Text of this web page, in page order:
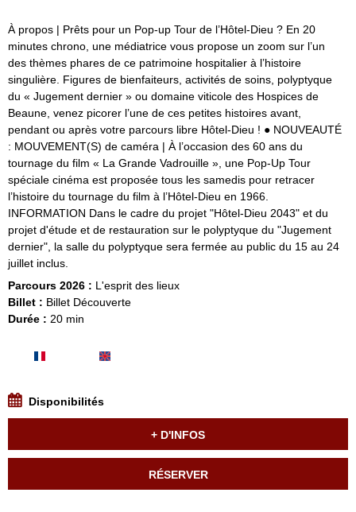
À propos | Prêts pour un Pop-up Tour de l’Hôtel-Dieu ? En 20
minutes chrono, une médiatrice vous propose un zoom sur l’un
des thèmes phares de ce patrimoine hospitalier à l’histoire
singulière. Figures de bienfaiteurs, activités de soins, polyptyque
du « Jugement dernier » ou domaine viticole des Hospices de
Beaune, venez picorer l’une de ces petites histoires avant,
pendant ou après votre parcours libre Hôtel-Dieu ! ● NOUVEAUTÉ
: MOUVEMENT(S) de caméra | À l’occasion des 60 ans du
tournage du film « La Grande Vadrouille », une Pop-Up Tour
spéciale cinéma est proposée tous les samedis pour retracer
l’histoire du tournage du film à l’Hôtel-Dieu en 1966.
INFORMATION Dans le cadre du projet "Hôtel-Dieu 2043" et du
projet d'étude et de restauration sur le polyptyque du "Jugement
dernier", la salle du polyptyque sera fermée au public du 15 au 24
juillet inclus.
Parcours 2026 : L'esprit des lieux
Billet : Billet Découverte
Durée : 20 min
Disponibilités
+ D'INFOS
RÉSERVER